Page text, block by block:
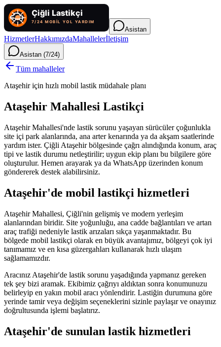
Asistan
HizmetlerHakkımızdaMahallelerİletişim
Asistan (7/24)
Tüm mahalleler
Ataşehir için hızlı mobil lastik müdahale planı
Ataşehir Mahallesi Lastikçi
Ataşehir Mahallesi'nde lastik sorunu yaşayan sürücüler çoğunlukla
site içi park alanlarında, ana arter kenarında ya da akşam saatlerinde
yardım ister. Çiğli Ataşehir bölgesinde çağrı alındığında konum, araç
tipi ve lastik durumu netleştirilir; uygun ekip planı bu bilgilere göre
oluşturulur. Hemen arayarak ya da WhatsApp üzerinden konum
göndererek destek alabilirsiniz.
Ataşehir'de mobil lastikçi hizmetleri
Ataşehir Mahallesi, Çiğli'nin gelişmiş ve modern yerleşim
alanlarından biridir. Site yoğunluğu, ana cadde bağlantıları ve artan
araç trafiği nedeniyle lastik arızaları sıkça yaşanmaktadır. Bu
bölgede mobil lastikçi olarak en büyük avantajımız, bölgeyi çok iyi
tanımamız ve en kısa güzergahları kullanarak hızlı ulaşım
sağlamamızdır.
Aracınız Ataşehir'de lastik sorunu yaşadığında yapmanız gereken
tek şey bizi aramak. Ekibimiz çağrıyı aldıktan sonra konumunuzu
belirleyip en yakın mobil aracı yönlendirir. Lastiğin durumuna göre
yerinde tamir veya değişim seçeneklerini sizinle paylaşır ve onayınız
doğrultusunda işlemi başlatırız.
Ataşehir'de sunulan lastik hizmetleri